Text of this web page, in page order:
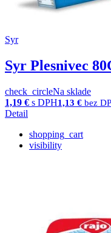
Syr
Syr Plesnivec
check_circleNa sklade
1,19 € s DPH1,13 € bez
Detail
shopping_cart
visibility